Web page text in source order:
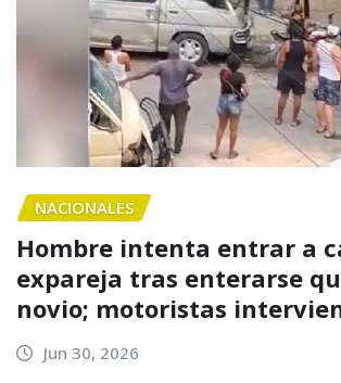
NACIONALES
Hombre intenta entrar a
expareja tras enterarse
novio; motoristas
Jun 30, 2026